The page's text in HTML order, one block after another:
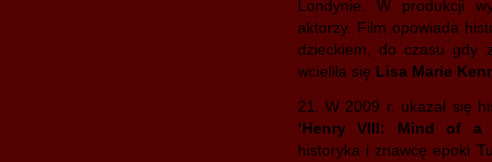
Londynie. W produkcji
aktorzy. Film opowiada
dzieckiem, do czasu gdy
wcieliła się Lisa Marie
21. W 2009 r. ukazał się
‘Henry VIII: Mind of a
historyka i znawcę epoki